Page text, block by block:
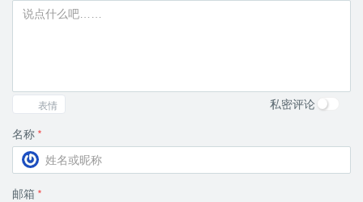
表情 私密评论
名称 *
邮箱 *